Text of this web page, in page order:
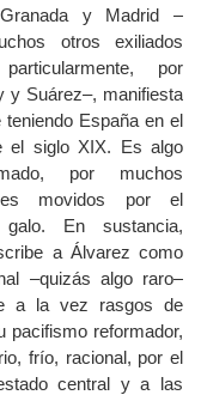
y Madrid –
otros exiliados
por
y Suárez–, manifiesta
España en el
el siglo XIX. Es algo
por muchos
movidos por el
galo. En sustancia,
a Álvarez como
–quizás algo raro–
a la vez rasgos de
pacifismo reformador,
frío, racional, por el
central y a las